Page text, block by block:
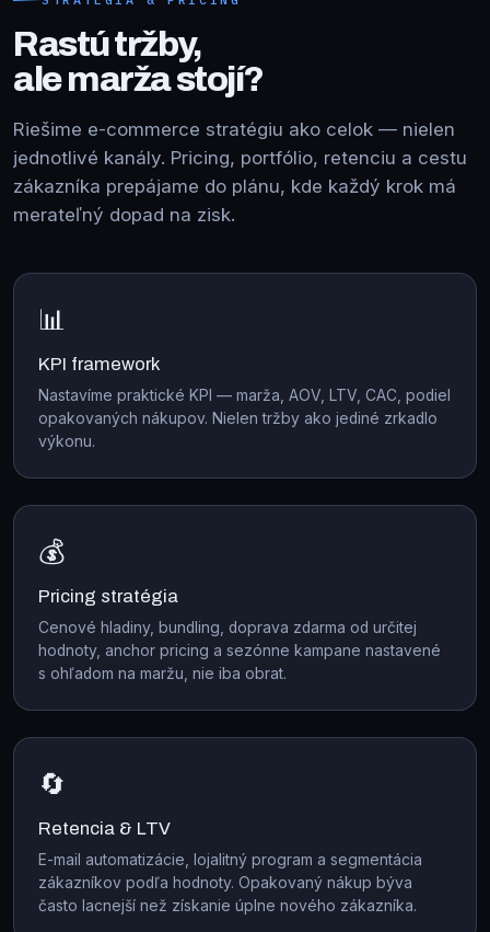
Rastú tržby,
ale marža stojí?
Riešime e-commerce stratégiu ako celok — nielen
jednotlivé kanály. Pricing, portfólio, retenciu a cestu
zákazníka prepájame do plánu, kde každý krok má
merateľný dopad na zisk.
📊
KPI framework
Nastavíme praktické KPI — marža, AOV, LTV, CAC, podiel
opakovaných nákupov. Nielen tržby ako jediné zrkadlo
výkonu.
💰
Pricing stratégia
Cenové hladiny, bundling, doprava zdarma od určitej
hodnoty, anchor pricing a sezónne kampane nastavené
s ohľadom na maržu, nie iba obrat.
🔄
Retencia & LTV
E-mail automatizácie, lojalitný program a segmentácia
zákazníkov podľa hodnoty. Opakovaný nákup býva
často lacnejší než získanie úplne nového zákazníka.